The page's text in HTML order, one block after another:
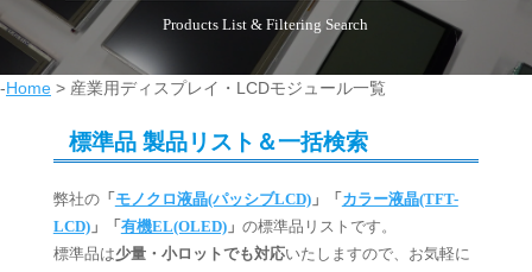
Products List & Filtering Search
-Home > 産業用ディスプレイ・LCDモジュール一覧
標準品 製品リスト＆一括検索
弊社の「 モノクロ液晶(パッシブLCD)」「 カラー液晶(TFT-
LCD)」「 有機EL(OLED)」 の標準品リストです。
標準品は少量・小ロットでも対応いたしますので、お気軽に